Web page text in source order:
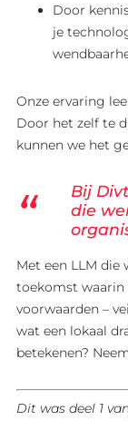
Door
je
Onze ervaring
Door het zelf te
kunnen we het
Bij
die
Met een LLM die
toekomst waarin
voorwaarden –
wat een lokaal
betekenen?
Dit was deel 1